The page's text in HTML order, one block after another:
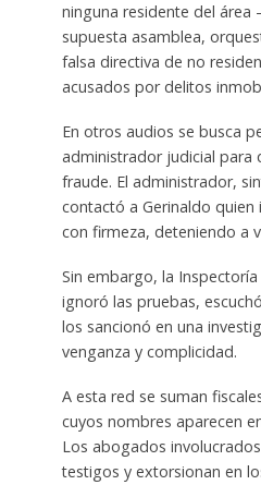
ninguna residente del
supuesta asamblea,
falsa directiva de no
acusados por delitos
En otros audios se busca
administrador judicial para
fraude. El administrador,
contactó a Gerinaldo
con firmeza, deteniendo a
Sin embargo, la
ignoró las pruebas,
los sancionó en una
venganza y complicidad.
A esta red se suman
cuyos nombres aparecen
Los abogados
testigos y extorsionan en